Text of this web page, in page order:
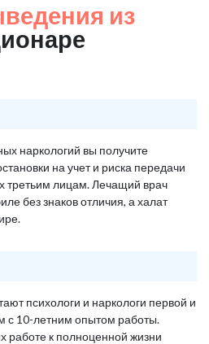
из
наркологий вы получите
на учет и риска передачи
третьим лицам. Лечащий врач
без знаков отличия, а халат
психологи и наркологи первой и
с 10-летним опытом работы.
работе к полноценной жизни